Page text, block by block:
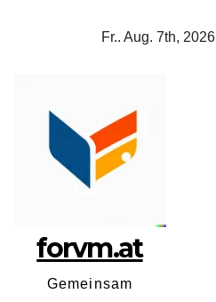
Fr.. Aug. 7th, 2026
forvm.at
Gemeinsam